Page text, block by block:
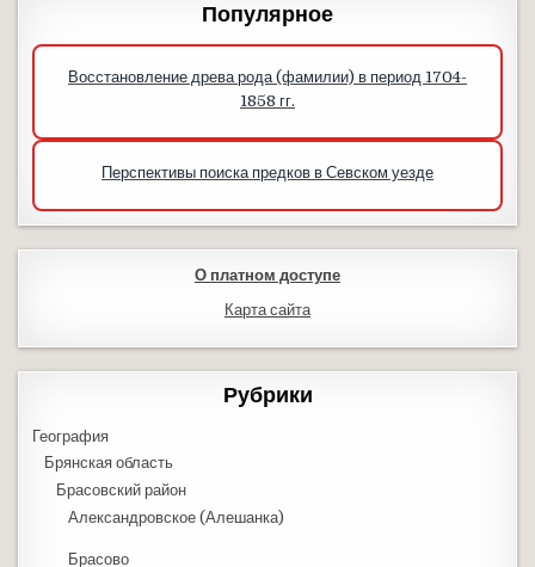
Популярное
Восстановление древа рода (фамилии) в период 1704-
1858 гг.
Перспективы поиска предков в Севском уезде
О платном доступе
Карта сайта
Рубрики
География
Брянская область
Брасовский район
Александровское (Алешанка)
Брасово